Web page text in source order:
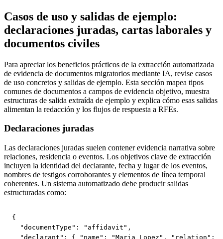
Casos de uso y salidas de ejemplo:
declaraciones juradas, cartas laborales y
documentos civiles
Para apreciar los beneficios prácticos de la extracción automatizada
de evidencia de documentos migratorios mediante IA, revise casos
de uso concretos y salidas de ejemplo. Esta sección mapea tipos
comunes de documentos a campos de evidencia objetivo, muestra
estructuras de salida extraída de ejemplo y explica cómo esas salidas
alimentan la redacción y los flujos de respuesta a RFEs.
Declaraciones juradas
Las declaraciones juradas suelen contener evidencia narrativa sobre
relaciones, residencia o eventos. Los objetivos clave de extracción
incluyen la identidad del declarante, fecha y lugar de los eventos,
nombres de testigos corroborantes y elementos de línea temporal
coherentes. Un sistema automatizado debe producir salidas
estructuradas como:
{
  "documentType": "affidavit",
"declarant": { "name": "Maria Lopez", "relation":